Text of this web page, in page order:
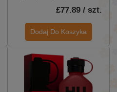
£77.89 / szt.
Dodaj Do Koszyka